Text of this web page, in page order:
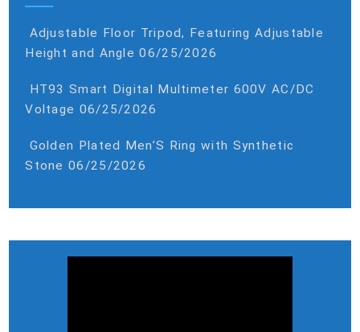
Adjustable Floor Tripod, Featuring Adjustable
Height and Angle 06/25/2026
HT93 Smart Digital Multimeter 600V AC/DC
Voltage 06/25/2026
Golden Plated Men’S Ring with Synthetic
Stone 06/25/2026